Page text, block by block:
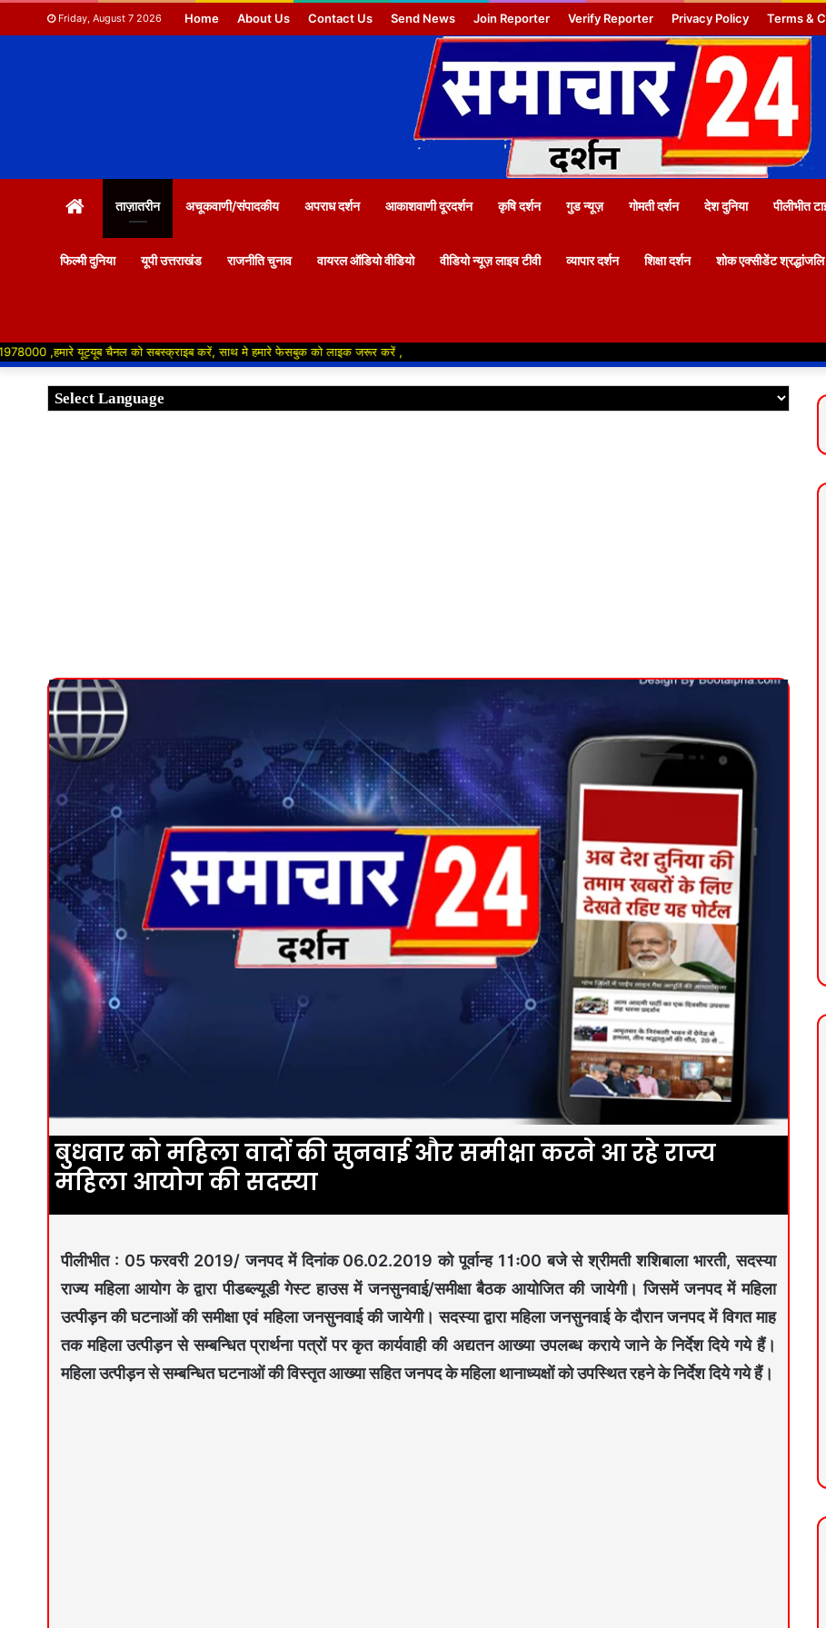
Friday, August 7 2026 Home About Us Contact Us Send News Join Reporter Verify Reporter Privacy Policy Terms &
HOMEताज़ातरीन अचूकवाणी/संपादकीय अपराध दर्शन आकाशवाणी दूरदर्शन कृषि दर्शन गुड न्यूज़ गोमती दर्शन देश दुनिया पीलीभीत
फिल्मी दुनिया यूपी उत्तराखंड राजनीति चुनाव वायरल ऑडियो वीडियो वीडियो न्यूज़ लाइव टीवी व्यापार दर्शन शिक्षा दर्शन शोक एक्सीडेंट श्रद्धांजलि
यूट्यूब चैनल को सबस्क्राइब करें, साथ मे हमारे फेसबुक को लाइक जरूर करें ,
बुधवार को महिला वादों की सुनवाई और समीक्षा करने आ रहे राज्य
महिला आयोग की सदस्या
पीलीभीत : 05 फरवरी 2019/ जनपद में दिनांक 06.02.2019 को पूर्वान्ह 11ः00 बजे से श्रीमती शशिबाला भारती, सदस्या
राज्य महिला आयोग के द्वारा पीडब्ल्यूडी गेस्ट हाउस में जनसुनवाई/समीक्षा बैठक आयोजित की जायेगी। जिसमें जनपद में महिला
उत्पीड़न की घटनाओं की समीक्षा एवं महिला जनसुनवाई की जायेगी। सदस्या द्वारा महिला जनसुनवाई के दौरान जनपद में विगत माह
तक महिला उत्पीड़न से सम्बन्धित प्रार्थना पत्रों पर कृत कार्यवाही की अद्यतन आख्या उपलब्ध कराये जाने के निर्देश दिये गये हैं।
महिला उत्पीड़न से सम्बन्धित घटनाओं की विस्तृत आख्या सहित जनपद के महिला थानाध्यक्षों को उपस्थित रहने के निर्देश दिये गये हैं।